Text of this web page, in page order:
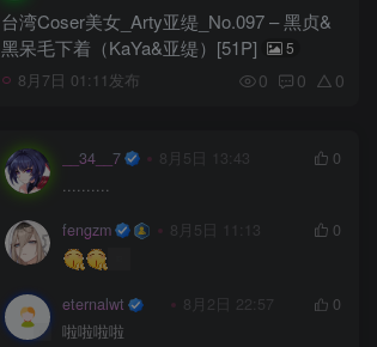
台湾Coser美女_Arty亚缇_No.097 – 黑贞&
黑呆毛下着（KaYa&亚缇）[51P]
5
8月7日 01:11发布 0 0 0
__34__7 8月5日 13:43
0
..........
fengzm 8月5日 11:13 0
eternalwt 8月2日 22:57
0
啦啦啦啦